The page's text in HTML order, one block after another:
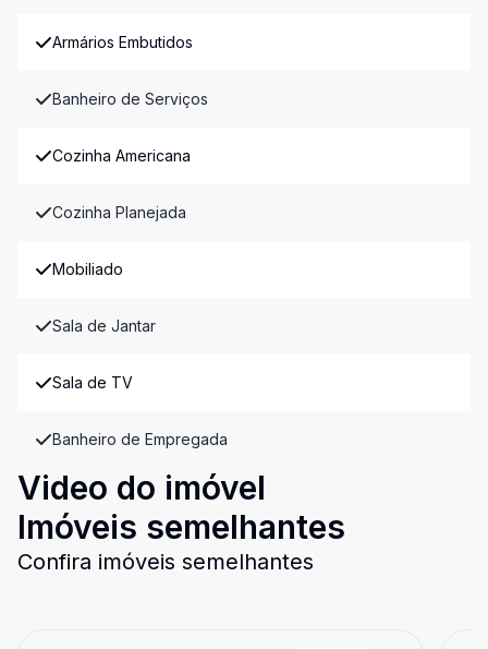
Armários Embutidos
Banheiro de Serviços
Cozinha Americana
Cozinha Planejada
Mobiliado
Sala de Jantar
Sala de TV
Banheiro de Empregada
Video do imóvel
Imóveis semelhantes
Confira imóveis semelhantes